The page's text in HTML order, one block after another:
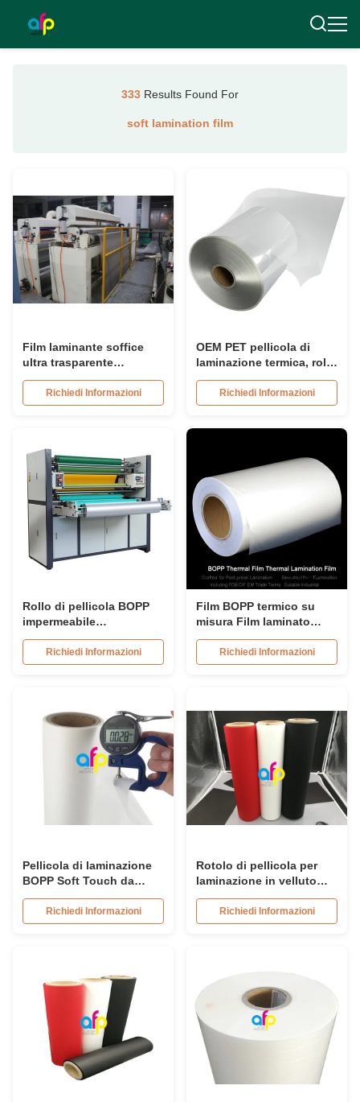
333 Results Found For
soft lamination film
Film laminante soffice
ultra trasparente
Trattamento corona a
doppio lato
Richiedi Informazioni
OEM PET pellicola di
laminazione termica, roll
di pellicola di
laminazione morbida per
industria
Richiedi Informazioni
Rollo di pellicola BOPP
impermeabile
350mm*3000m
445mm*3000m Pellicola di
laminazione morbida
Richiedi Informazioni
Film BOPP termico su
misura Film laminato
morbido resistente alle
lacrime e impermeabile
Richiedi Informazioni
Pellicola di laminazione
BOPP Soft Touch da
30mic - 42mic con anima
da 3 pollici per laminatori
a caldo / a secco
Richiedi Informazioni
Rotolo di pellicola per
laminazione in velluto
nero opaco, 18 micron,
soft touch
Richiedi Informazioni